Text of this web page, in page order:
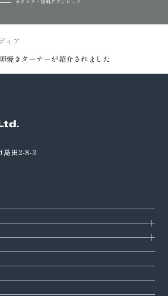
カタログ・資料ダウンロード
ィア
焼きターナーが紹介されました
島田2-8-3